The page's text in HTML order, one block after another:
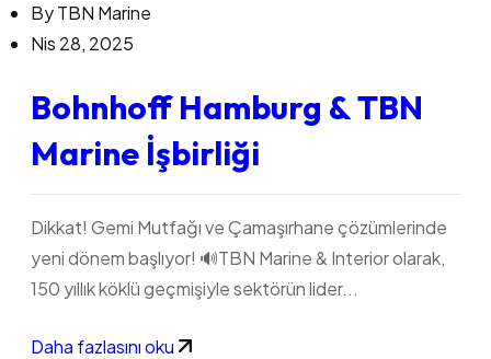
ByTBN Marine
Nis 28, 2025
Bohnhoff Hamburg & TBN
Marine İşbirliği
Dikkat! Gemi Mutfağı ve Çamaşırhane çözümlerinde
yeni dönem başlıyor! 🔊TBN Marine & Interior olarak,
150 yıllık köklü geçmişiyle sektörün lider...
Daha fazlasını oku